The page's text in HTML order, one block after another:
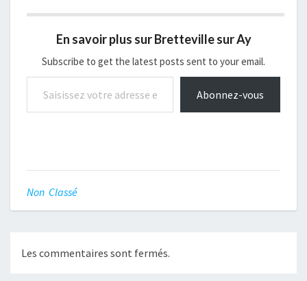
Communes Côte Ouest
participe à l'achat de
places dans la limite
d'une enveloppe globale
coupon…
En savoir plus sur Bretteville sur Ay
Subscribe to get the latest posts sent to your email.
Saisissez votre adresse e-mail…
Abonnez-vous
Non Classé
Les commentaires sont fermés.